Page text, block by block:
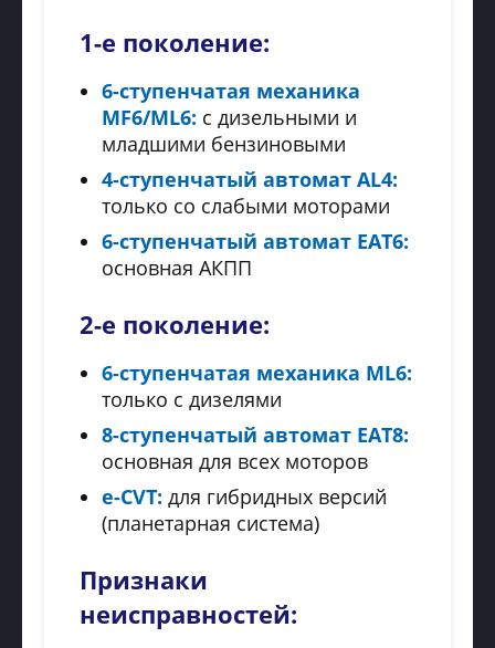
1-е поколение:
6-ступенчатая механика
MF6/ML6: с дизельными и
младшими бензиновыми
4-ступенчатый автомат AL4:
только со слабыми моторами
6-ступенчатый автомат EAT6:
основная АКПП
2-е поколение:
6-ступенчатая механика ML6:
только с дизелями
8-ступенчатый автомат EAT8:
основная для всех моторов
e-CVT: для гибридных версий
(планетарная система)
Признаки
неисправностей: